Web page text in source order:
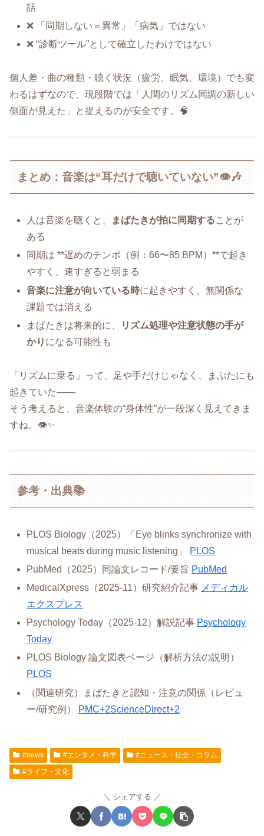
話
❌ 「同期しない＝異常」「病気」ではない
❌ “診断ツール”として確立したわけではない
個人差・曲の種類・聴く状況（疲労、眠気、環境）でも変
わるはずなので、現段階では「人間のリズム同調の新しい
側面が見えた」と捉えるのが安全です。🧠
まとめ：音楽は“耳だけで聴いていない”👁️🎶
人は音楽を聴くと、 まばたきが拍に同期することが
ある
同期は **遅めのテンポ（例：66〜85 BPM）**で起き
やすく、速すぎると弱まる
音楽に注意が向いている時に起きやすく、無関係な
課題では消える
まばたきは将来的に、
リズム処理や注意状態の手が
かり になる可能性も
「リズムに乗る」って、足や手だけじゃなく、まぶたにも
起きていた――
そう考えると、音楽体験の“身体性”が一段深く見えてきま
すね。👁️✨
参考・出典📚
PLOS Biology（2025）「Eye blinks synchronize with
musical beats during music listening」
PLOS
PubMed（2025）同論文レコード/要旨 PubMed
MedicalXpress（2025-11）研究紹介記事 メディカル
エクスプレス
Psychology Today（2025-12）解説記事 Psychology
Today
PLOS Biology 論文図表ページ（解析方法の説明）
PLOS
（関連研究）まばたきと認知・注意の関係（レビュ
ー/研究例）
PMC+2ScienceDirect+2
#news #エンタメ・科学
#ニュース・社会・コラム
#ライフ・文化
シェアする